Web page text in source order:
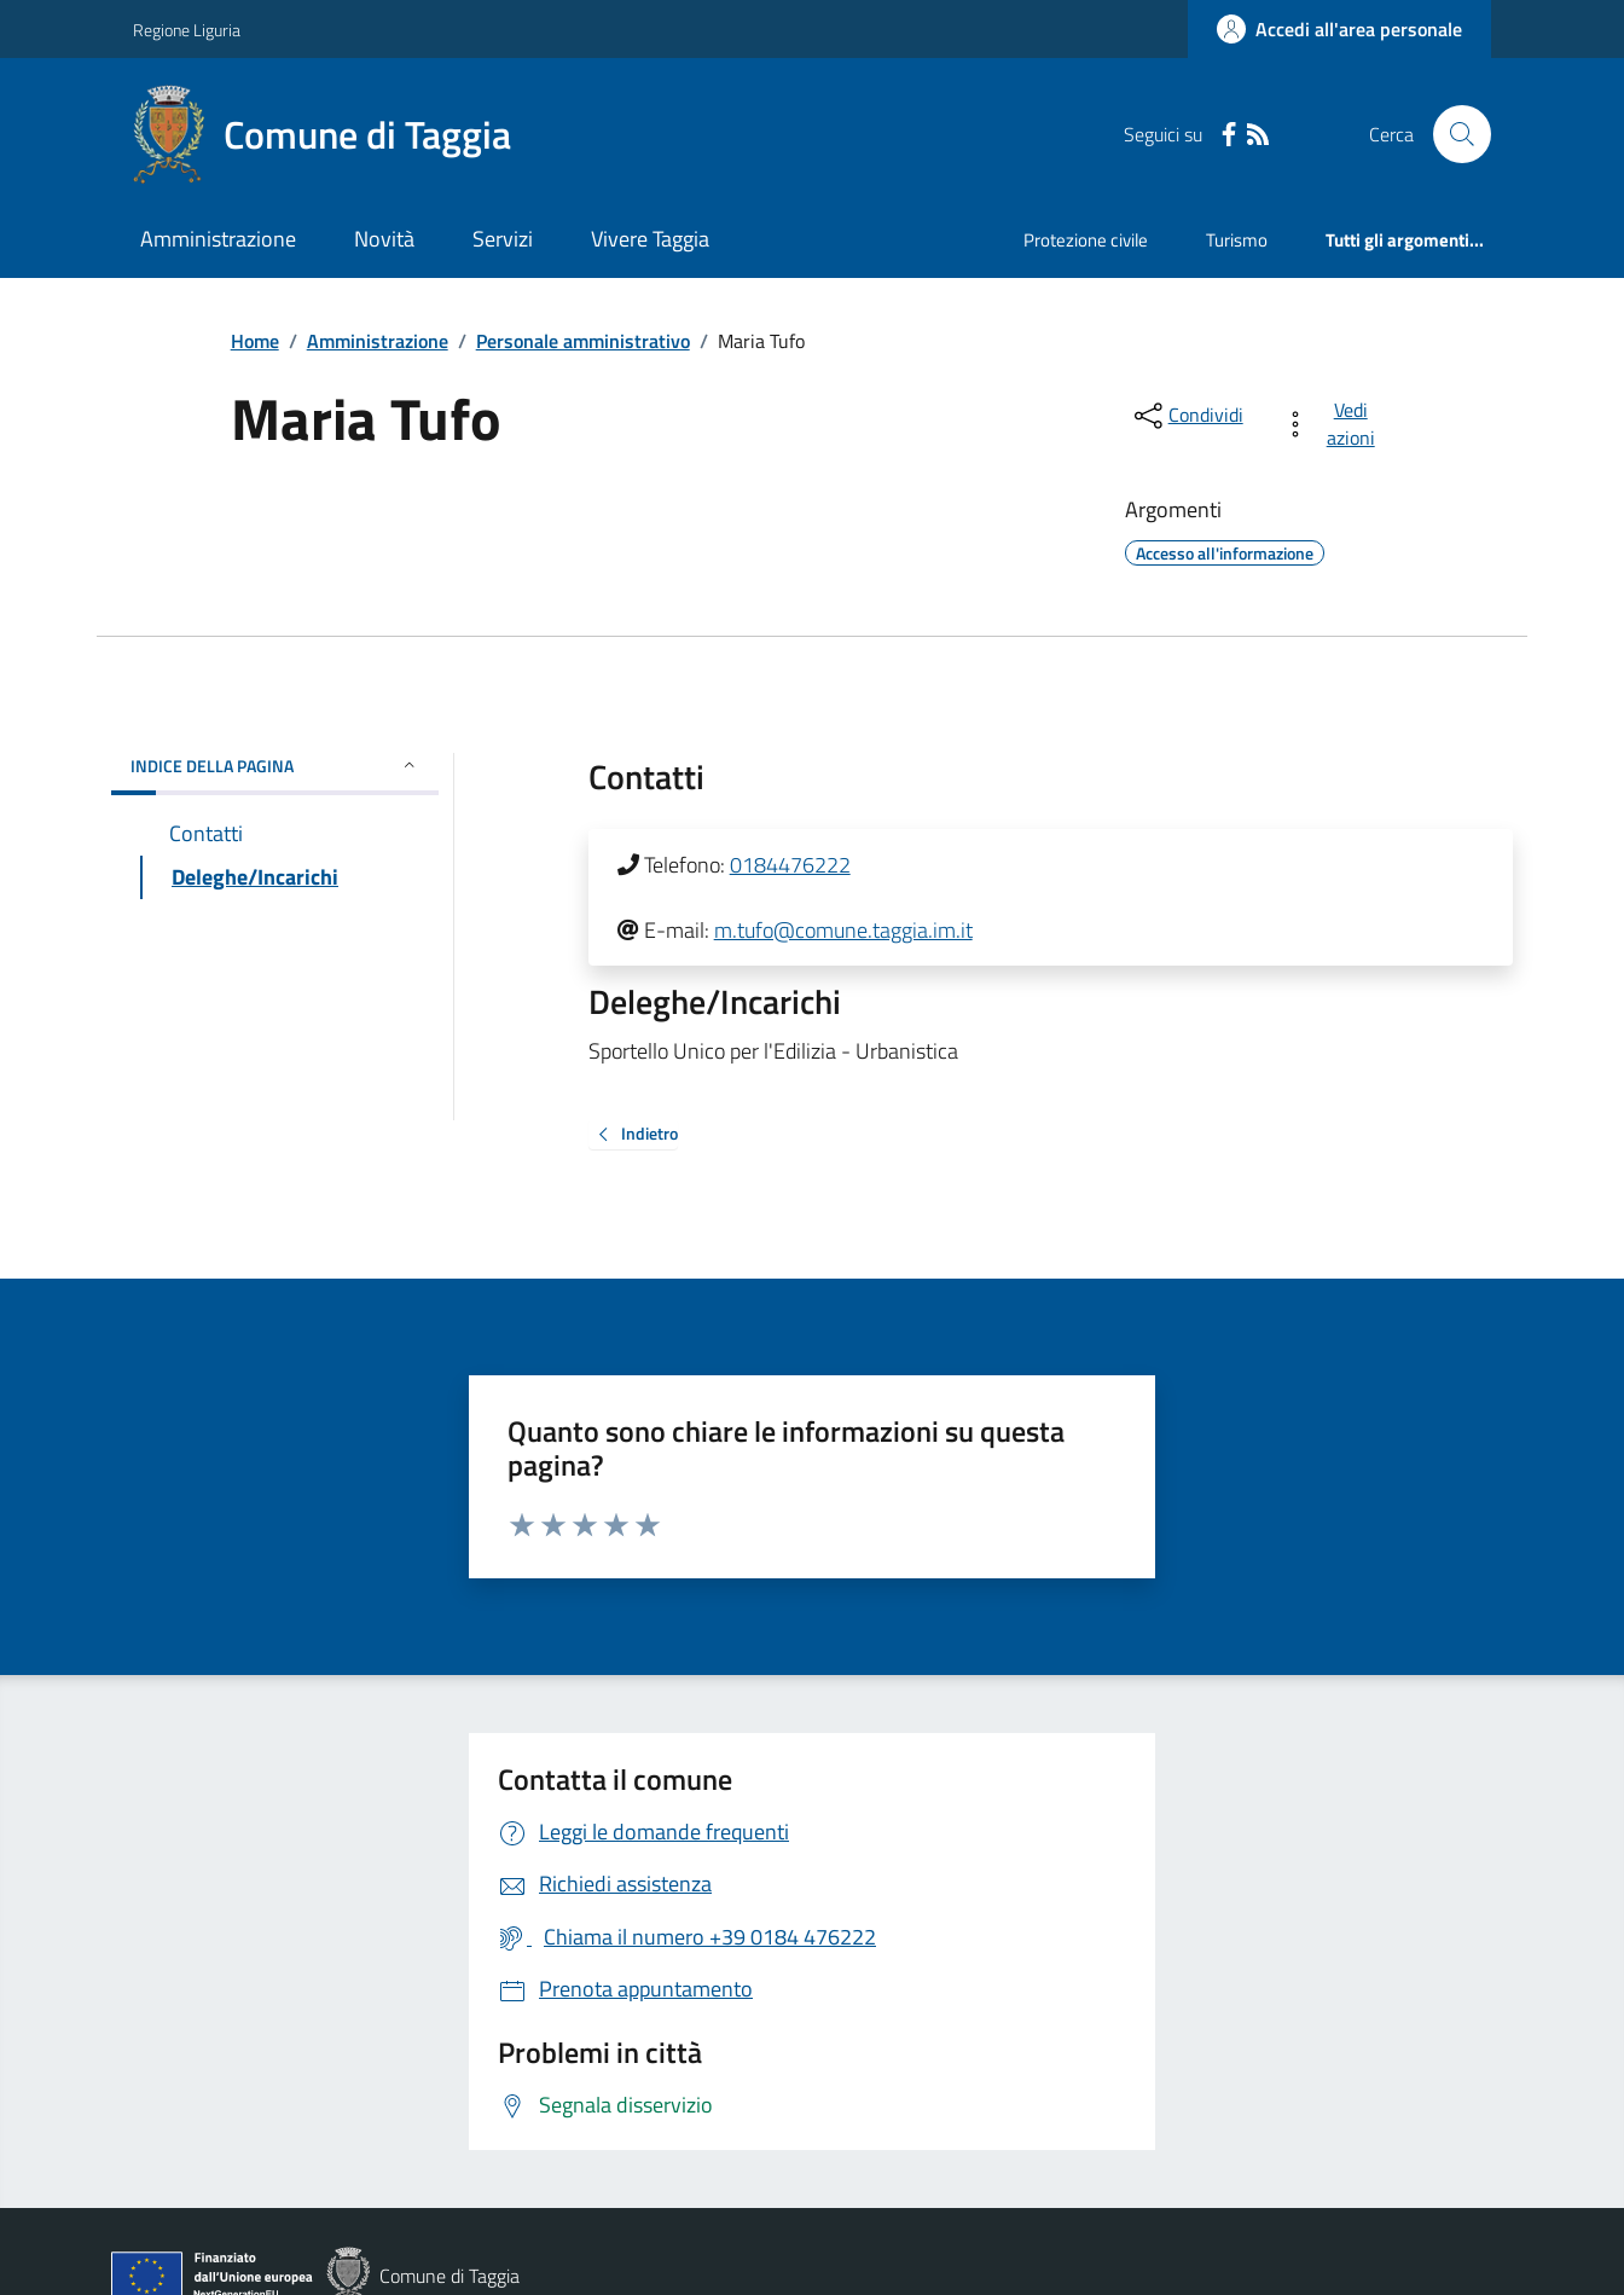
Regione Liguria Accedi all'area personale
Comune di Taggia Seguici su Cerca
Amministrazione Novità Servizi Vivere Taggia Protezione civile Turismo Tutti gli argomenti...
Home / Amministrazione / Personale amministrativo / Maria Tufo
Maria Tufo Condividi
Vedi
azioni
Argomenti
Accesso all'informazione
INDICE DELLA PAGINA
Contatti
Deleghe/Incarichi
Contatti
Telefono:0184476222
E-mail: m.tufo@comune.taggia.im.it
Deleghe/Incarichi
Sportello Unico per l'Edilizia - Urbanistica
Indietro
Quanto sono chiare le informazioni su questa
pagina?
Valuta da 1 a 5 stelle la pagina
Contatta il comune
Leggi le domande frequenti
Richiedi assistenza
Chiama il numero +39 0184 476222
Prenota appuntamento
Problemi in città
Segnala disservizio
Comune di Taggia